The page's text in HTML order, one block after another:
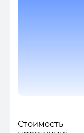
Стоимость